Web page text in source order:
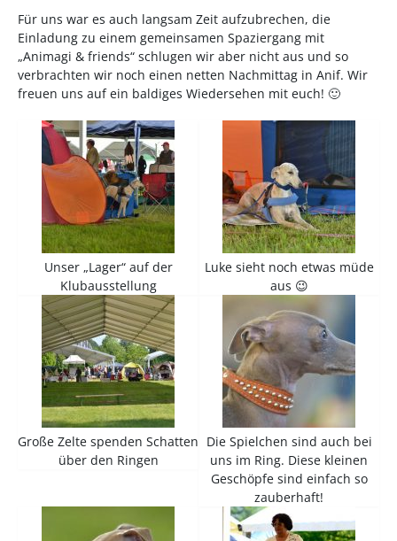
Für uns war es auch langsam Zeit aufzubrechen, die
Einladung zu einem gemeinsamen Spaziergang mit
„Animagi & friends“ schlugen wir aber nicht aus und so
verbrachten wir noch einen netten Nachmittag in Anif. Wir
freuen uns auf ein baldiges Wiedersehen mit euch! 🙂
Unser „Lager“ auf der
Klubausstellung
Luke sieht noch etwas müde
aus 😉
Große Zelte spenden Schatten
über den Ringen
Die Spielchen sind auch bei
uns im Ring. Diese kleinen
Geschöpfe sind einfach so
zauberhaft!